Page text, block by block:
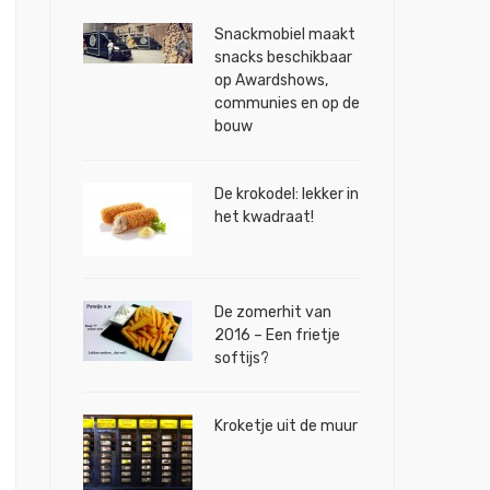
Snackmobiel maakt
snacks beschikbaar
op Awardshows,
communies en op de
bouw
De krokodel: lekker in
het kwadraat!
De zomerhit van
2016 – Een frietje
softijs?
Kroketje uit de muur